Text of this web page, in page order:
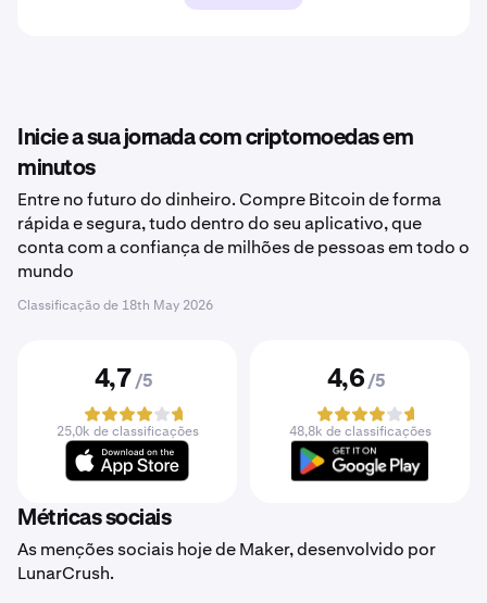
Inicie a sua jornada com criptomoedas em
minutos
Entre no futuro do dinheiro. Compre Bitcoin de forma
rápida e segura, tudo dentro do seu aplicativo, que
conta com a confiança de milhões de pessoas em todo o
mundo
Classificação de 18th May 2026
4,7 /5
25,0k de classificações
4,6 /5
48,8k de classificações
Métricas sociais
As menções sociais hoje de Maker, desenvolvido por
LunarCrush.